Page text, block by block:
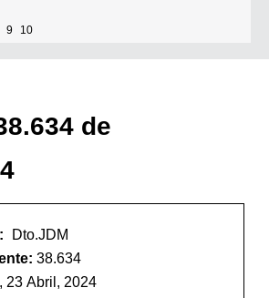
9 10
de
Dto.JDM
38.634
23 Abril, 2024